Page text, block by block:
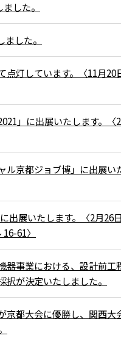
した。
した。
灯しています。〈11月20
」に出展いたします。〈
ル京都ジョブ博」に出展い
出展いたします。〈2月26日
61〉
器事業における、設計前工
が決定いたしました。
京都大会に優勝し、関西大